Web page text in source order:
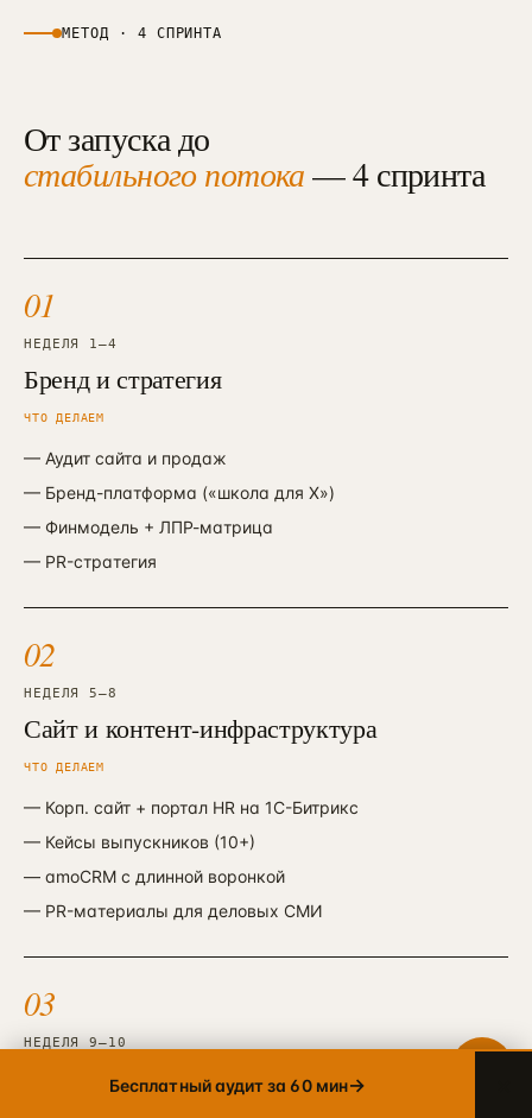
МЕТОД · 4 СПРИНТА
От запуска до
стабильного потока— 4 спринта
01
НЕДЕЛЯ 1—4
Бренд и стратегия
ЧТО ДЕЛАЕМ
— Аудит сайта и продаж
— Бренд-платформа («школа для X»)
— Финмодель + ЛПР-матрица
— PR-стратегия
02
НЕДЕЛЯ 5—8
Сайт и контент-инфраструктура
ЧТО ДЕЛАЕМ
— Корп. сайт + портал HR на 1С-Битрикс
— Кейсы выпускников (10+)
— amoCRM с длинной воронкой
— PR-материалы для деловых СМИ
03
НЕДЕЛЯ 9—10
Запуск каналов и B2B
WhatsApp
MAX
8 800 600·80·96
→
Бесплатный аудит за 60 мин→